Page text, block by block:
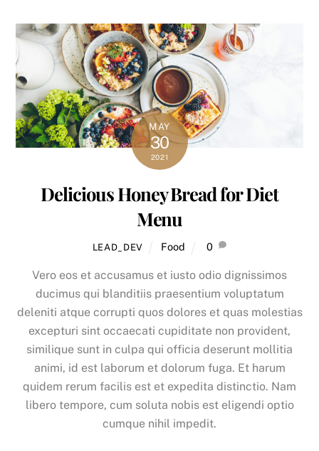
MAY
30
2021
Delicious Honey Bread for Diet
Menu
LEAD_DEV Food 0
Vero eos et accusamus et iusto odio dignissimos
ducimus qui blanditiis praesentium voluptatum
deleniti atque corrupti quos dolores et quas molestias
excepturi sint occaecati cupiditate non provident,
similique sunt in culpa qui officia deserunt mollitia
animi, id est laborum et dolorum fuga. Et harum
quidem rerum facilis est et expedita distinctio. Nam
libero tempore, cum soluta nobis est eligendi optio
cumque nihil impedit.